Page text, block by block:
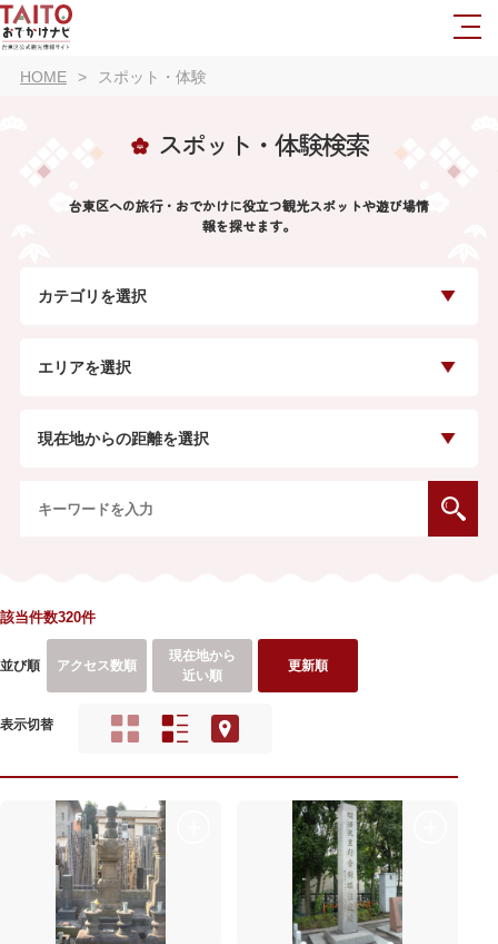
HOME スポット・体験
スポット・体験検索
台東区への旅行・おでかけに役立つ観光スポットや遊び場情
報を探せます。
カテゴリを選択
エリアを選択
現在地からの距離を選択
該当件数320件
並び順 アクセス数順
現在地から
近い順
更新順
表示切替